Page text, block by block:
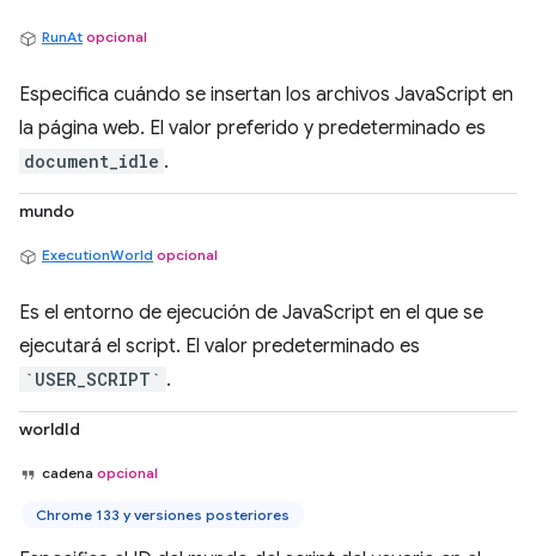
RunAt opcional
Especifica cuándo se insertan los archivos JavaScript en
la página web. El valor preferido y predeterminado es
document_idle .
mundo
ExecutionWorld opcional
Es el entorno de ejecución de JavaScript en el que se
ejecutará el script. El valor predeterminado es
`USER_SCRIPT` .
worldId
cadena opcional
Chrome 133 y versiones posteriores